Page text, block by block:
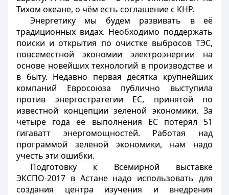
Тихом океане, о чём есть соглашение с КНР.
Энергетику мы будем развивать в её
традиционных видах. Необходимо поддержать
поиски и открытия по очистке выбросов ТЭС,
повсеместной экономии электроэнергии на
основе новейших технологий в производстве и
в быту. Недавно первая десятка крупнейших
компаний Евросоюза публично выступила
против энергостратегии ЕС, принятой по
известной концепции зеленой экономики. За
четыре года её выполнения ЕС потерял 51
гигаватт энергомощностей. Работая над
программой зеленой экономики, нам надо
учесть эти ошибки.
Подготовку к Всемирной выставке
ЭКСПО-2017 в Астане надо использовать для
создания центра изучения и внедрения